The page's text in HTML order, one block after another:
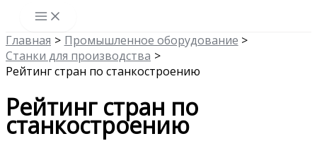
Главная
Промышленное оборудование
Станки для производства
Рейтинг стран по станкостроению
Рейтинг стран по
станкостроению